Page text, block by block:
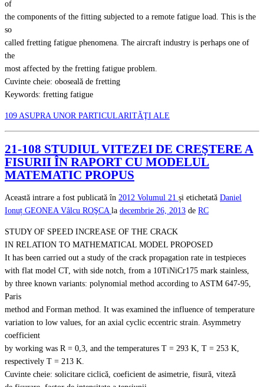
of
the components of the fitting subjected to a remote fatigue load. This is the
so
called fretting fatigue phenomena. The aircraft industry is perhaps one of
the
most affected by the fretting fatigue problem.
Cuvinte cheie: oboseală de fretting
Keywords: fretting fatigue
109 ASUPRA UNOR PARTICULARITĂŢI ALE
21-108 STUDIUL VITEZEI DE CREŞTERE A
FISURII ÎN RAPORT CU MODELUL
MATEMATIC PROPUS
Această intrare a fost publicată în 2012 Volumul 21 și etichetată Daniel
Ionuț GEONEA Vâlcu ROŞCA la decembrie 26, 2013 de RC
STUDY OF SPEED INCREASE OF THE CRACK
IN RELATION TO MATHEMATICAL MODEL PROPOSED
It has been carried out a study of the crack propagation rate in testpieces
with flat model CT, with side notch, from a 10TiNiCr175 mark stainless,
by three known variants: polynomial method according to ASTM 647-95,
Paris
method and Forman method. It was examined the influence of temperature
variation to low values, for an axial cyclic eccentric strain. Asymmetry
coefficient
by working was R = 0,3, and the temperatures T = 293 K, T = 253 K,
respectively T = 213 K.
Cuvinte cheie: solicitare ciclică, coeficient de asimetrie, fisură, viteză